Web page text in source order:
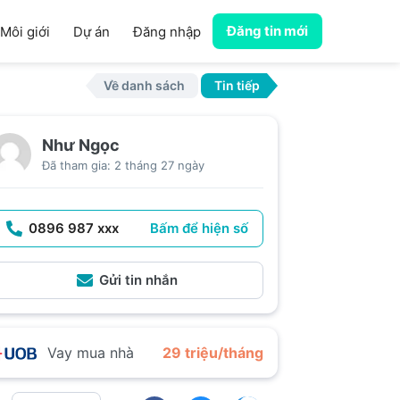
Môi giới Dự án Đăng nhập Đăng tin mới
Về danh sách Tin tiếp
Như Ngọc
Đã tham gia: 2 tháng 27 ngày
0896 987 xxx Bấm để hiện số
Gửi tin nhắn
Vay mua nhà 29 triệu/tháng